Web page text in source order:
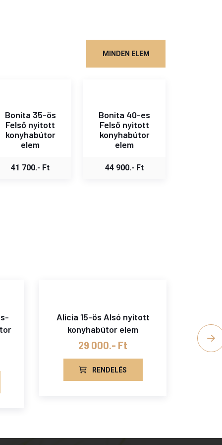
MINDEN ELEM
Bonita 35-ös
Felső nyitott
konyhabútor
elem
41 700.- Ft
Bonita 40-es
Felső nyitott
konyhabútor
elem
44 900.- Ft
Alicia 15-ös Alsó nyitott
konyhabútor elem
29 000.- Ft
RENDELÉS
as